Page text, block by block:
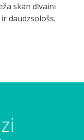
skan dīvaini
daudzsološs.